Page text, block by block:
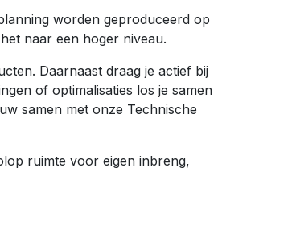
worden geproduceerd op
naar een hoger niveau.
Daarnaast draag je actief bij
of optimalisaties los je samen
samen met onze Technische
ruimte voor eigen inbreng,